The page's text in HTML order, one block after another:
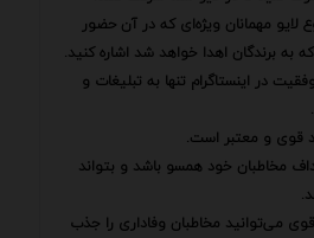
مهمانان ویژه‌ای که در آن حضور
به برندگان اهدا خواهد شد اشاره کنید.
در اینستاگرام تنها به تبلیغات و
قوی و معتبر است.
مخاطبان خود همسو باشد و بتواند
قوی می‌توانید مخاطبان وفاداری را جذب